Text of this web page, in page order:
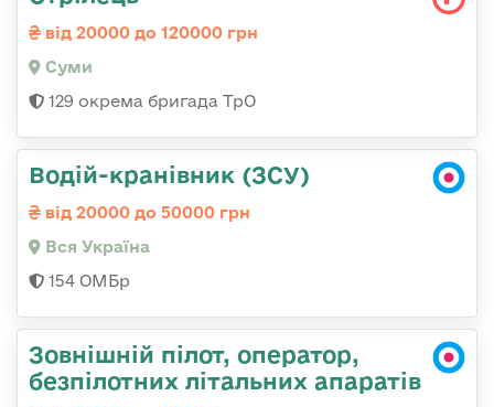
від 20000 до 120000 грн
Суми
129 окрема бригада ТрО
Водій-кранівник (ЗСУ)
від 20000 до 50000 грн
Вся Україна
154 ОМБр
Зовнішній пілот, оператор,
безпілотних літальних апаратів